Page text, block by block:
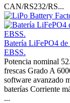
CAN/RS232/RS...
Batería LiFePO4 de
EBSS.
Potencia nominal
frescas Grado A
software avanzado
baterías Corriente
...